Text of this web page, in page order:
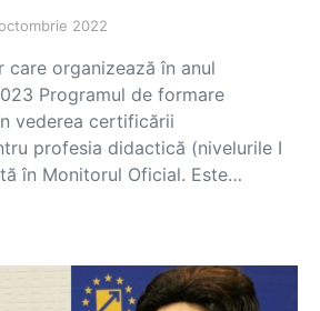
2022
care organizează în anul
Programul de formare
vederea certificării
profesia didactică (nivelurile I
în Monitorul Oficial. Este…